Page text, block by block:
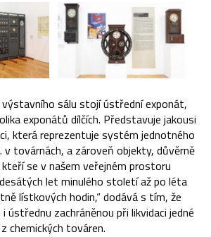
sálu stojí ústřední exponát,
exponátů dílčích. Představuje jakousi
která reprezentuje systém jednotného
v továrnách, a zároveň objekty, důvěrně
se v našem veřejném prostoru
let minulého století až po léta
lístkových hodin,“ dodává s tím, že
ústřednu zachráněnou při likvidaci jedné
z chemických továren.